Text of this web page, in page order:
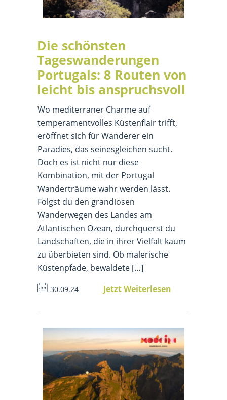
Die schönsten
Tageswanderungen
Portugals: 8 Routen von
leicht bis anspruchsvoll
Wo mediterraner Charme auf
temperamentvolles Küstenflair trifft,
eröffnet sich für Wanderer ein
Paradies, das seinesgleichen sucht.
Doch es ist nicht nur diese
Kombination, mit der Portugal
Wanderträume wahr werden lässt.
Folgst du den grandiosen
Wanderwegen des Landes am
Atlantischen Ozean, durchquerst du
Landschaften, die in ihrer Vielfalt kaum
zu überbieten sind. Ob malerische
Küstenpfade, bewaldete […]
30.09.24 Jetzt Weiterlesen